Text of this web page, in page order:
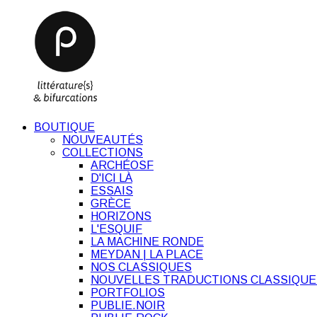
BOUTIQUE
NOUVEAUTÉS
COLLECTIONS
ARCHÉOSF
D'ICI LÀ
ESSAIS
GRÈCE
HORIZONS
L'ESQUIF
LA MACHINE RONDE
MEYDAN | LA PLACE
NOS CLASSIQUES
NOUVELLES TRADUCTIONS
PORTFOLIOS
PUBLIE.NOIR